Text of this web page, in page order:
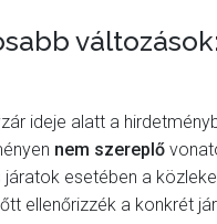
ideje alatt a
nem szereplő
járatok esetében a
ellenőrizzék a konkrét